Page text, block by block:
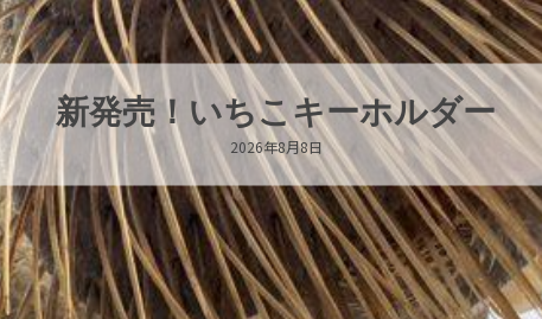
パラオオウムガイが交接していま
2026年8月7日